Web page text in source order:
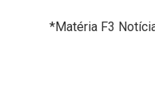
*Matéria F3